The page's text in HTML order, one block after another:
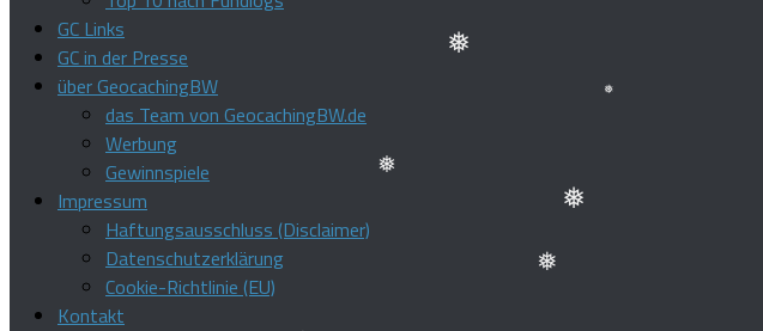
❅
❅
GC Links
GC in der Presse
über GeocachingBW
das Team von GeocachingBW.de
Werbung
Gewinnspiele
Impressum
Haftungsausschluss (Disclaimer)
Datenschutzerklärung
Cookie-Richtlinie (EU)
Kontakt